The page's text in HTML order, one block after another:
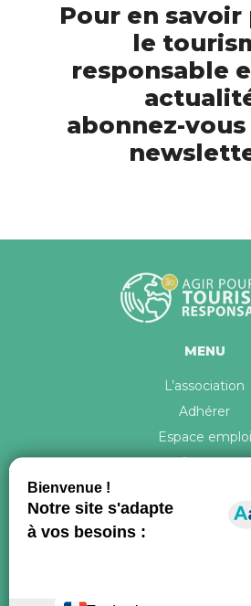
Pour en savoir
le
responsable
abonnez-
MENU
L’association
Adhérer
Espace emploi
Contact